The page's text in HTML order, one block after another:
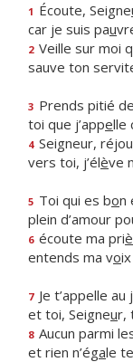
1 Écoute, Seigne
car je suis pau
2 Veille sur moi
sauve ton
3 Prends pitié
toi que j’appelle
4 Seigneur, réjou
vers toi, j’élève
5 Toi qui es bon
plein d’amour
6 écoute ma priè
entends ma vo
7 Je t’appelle au
et toi, Seigneur,
8 Aucun parmi
et rien n’égale